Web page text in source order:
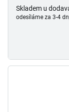
Skladem u
odesíláme za 3-4